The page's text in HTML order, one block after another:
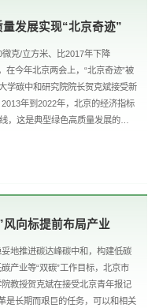
发展实现“北京奇迹”
克/立方米、比2017年下降
在今年北京两会上，“北京奇迹”被
学碳中和研究院院长贺克斌接受新
年到2022年，北京的经济指标
，这是典型绿色高质量发展的一
向标提前布局产业
地推进碳达峰碳中和，构建低碳
产业等“双碳”工作目标，北京市
教授贺克斌在接受北京青年报记
是长期而艰巨的任务，可以和相关